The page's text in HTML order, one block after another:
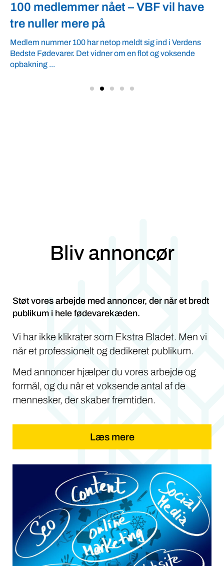
100 medlemmer nået – VBF vil have
tre nuller mere på
Medlem nummer 100 har netop meldt sig ind i Verdens
Bedste Fødevarer. Det vidner om en flot og voksende
opbakning ...
Bliv annoncør
Støt vores arbejde med annoncer, der når et bredt
publikum i hele fødevarekæden.
Vi har ikke klikrater som Ekstra Bladet. Men vi
når et professionelt og dedikeret publikum.
Med annoncer hjælper du vores arbejde og
formål, og du når et voksende antal af de
mennesker, der skaber fremtiden.
Læs mere